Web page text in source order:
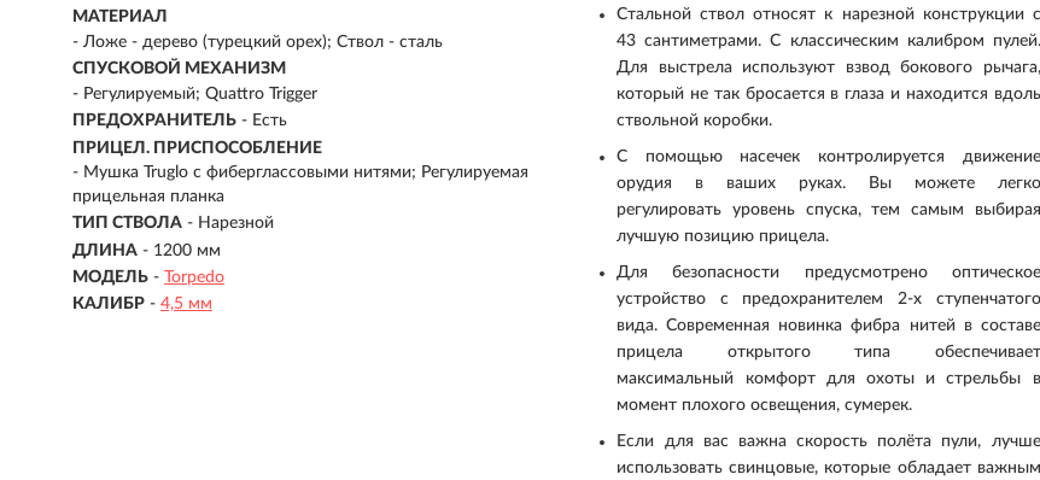
МАТЕРИАЛ
- Ложе - дерево (турецкий орех); Ствол - сталь
СПУСКОВОЙ МЕХАНИЗМ
- Регулируемый; Quattro Trigger
ПРЕДОХРАНИТЕЛЬ - Есть
ПРИЦЕЛ. ПРИСПОСОБЛЕНИЕ
- Мушка Truglo с фиберглассовыми нитями; Регулируемая
прицельная планка
ТИП СТВОЛА - Нарезной
ДЛИНА - 1200 мм
МОДЕЛЬ - Torpedo
КАЛИБР - 4,5 мм
Стальной ствол относят к нарезной конструкции с
43 сантиметрами. С классическим калибром пулей.
Для выстрела используют взвод бокового рычага,
который не так бросается в глаза и находится вдоль
ствольной коробки.
С помощью насечек контролируется движение
орудия в ваших руках. Вы можете легко
регулировать уровень спуска, тем самым выбирая
лучшую позицию прицела.
Для безопасности предусмотрено оптическое
устройство с предохранителем 2-х ступенчатого
вида. Современная новинка фибра нитей в составе
прицела открытого типа обеспечивает
максимальный комфорт для охоты и стрельбы в
момент плохого освещения, сумерек.
Если для вас важна скорость полёта пули, лучше
использовать свинцовые, которые обладает важным